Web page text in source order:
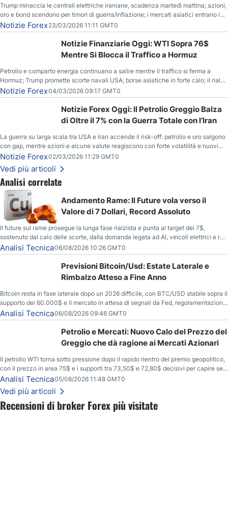
Recensioni di broker Forex più visitate
Trump minaccia le centrali elettriche iraniane, scadenza martedì mattina; azioni,
oro e bond scendono per timori di guerra/inflazione; i mercati asiatici entrano in
correzione; il petrolio greggio resta stabile.
Notizie Forex23/03/2026 11:11 GMT0
Notizie Finanziarie Oggi: WTI Sopra 76$
Mentre Si Blocca il Traffico a Hormuz
Petrolio e comparto energia continuano a salire mentre il traffico si ferma a
Hormuz; Trump promette scorte navali USA; borse asiatiche in forte calo; il rialzo
del gas naturale mette pressione all’euro.
Notizie Forex04/03/2026 09:17 GMT0
Notizie Forex Oggi: Il Petrolio Greggio Balza
di Oltre il 7% con la Guerra Totale con l’Iran
La guerra su larga scala tra USA e Iran accende il risk-off: petrolio e oro salgono
con gap, mentre azioni e alcune valute reagiscono con forte volatilità e nuovi
livelli da monitorare.
Notizie Forex02/03/2026 11:29 GMT0
Vedi più articoli
Analisi correlate
Andamento Rame: Il Future vola verso il
Valore di 7 Dollari, Record Assoluto
Il future sul rame prosegue la lunga fase rialzista e punta al target dei 7$,
sostenuto dal calo delle scorte, dalla domanda legata ad AI, veicoli elettrici e reti
energetiche, e dai timori di deficit produttivo dal 2028.
Analisi Tecnica06/08/2026 10:26 GMT0
Previsioni Bitcoin/Usd: Estate Laterale e
Rimbalzo Atteso a Fine Anno
Bitcoin resta in fase laterale dopo un 2026 difficile, con BTC/USD stabile sopra il
supporto dei 60.000$ e il mercato in attesa di segnali da Fed, regolamentazione
USA ed elezioni di medio termine.
Analisi Tecnica06/08/2026 09:46 GMT0
Petrolio e Mercati: Nuovo Calo del Prezzo del
Greggio che dà ragione ai Mercati Azionari
Il petrolio WTI torna sotto pressione dopo il rapido rientro del premio geopolitico,
con il prezzo in area 75$ e i supporti tra 73,50$ e 72,80$ decisivi per capire se il
ribasso potrà estendersi verso quota 70$.
Analisi Tecnica05/08/2026 11:48 GMT0
Vedi più articoli